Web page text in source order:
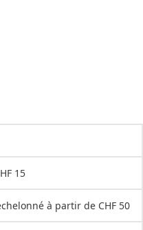
15
à partir de CHF 50